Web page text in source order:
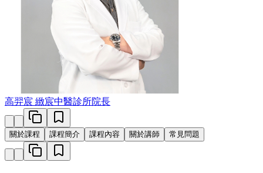
高羿宸 緻宸中醫診所院長
關於課程 課程簡介 課程內容 關於講師 常見問題